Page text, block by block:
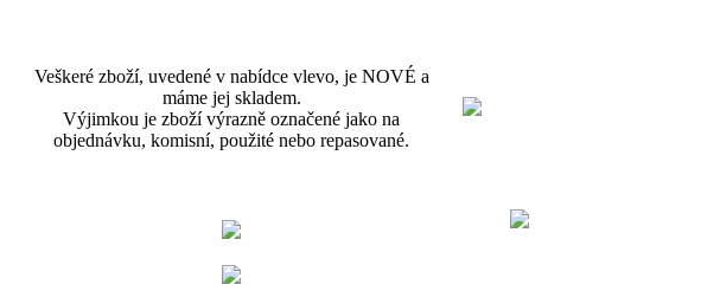
Veškeré zboží, uvedené v nabídce vlevo, je NOVÉ a
máme jej skladem.
Výjimkou je zboží výrazně označené jako na
objednávku, komisní, použité nebo repasované.